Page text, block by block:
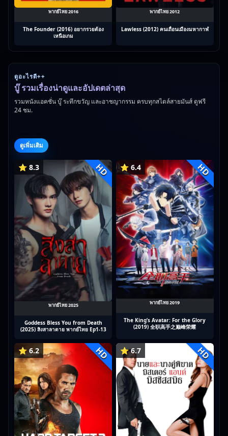
พากย์ไทย 2016
The Founder (2016) อยากรวยต้อง
เหนือเกม
พากย์ไทย 2012
Lawless (2012) คนเถื่อนเมืองมหากาฬ
ดูอะไรดี++
บู๊ รวมเรื่องน่าดูและอัปเดตล่าสุด
รวมหนังแอคชั่น บู๊ ระทึกขวัญ และอาชญากรรม ครบทุกสไตล์สายมันส์ ดูฟรี
24 ชม.
ดูเพิ่มเติม
⭐ 8.3 HD
พากย์ไทย 2025
Goddess Bless You from Death
(2025) สิงสาลาตาย พากย์ไทย Ep1-13
⭐ 6.4 HD
พากย์ไทย 2019
The King’s Avatar: For the Glory
(2019) 全职高手之巅峰荣耀
⭐ 6.2 HD ⭐ 6.7 HD